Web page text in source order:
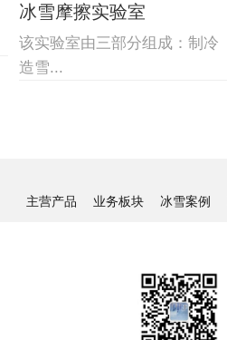
冰雪摩擦实验室
该实验室由三部分组成：制冷
造雪...
主营产品 业务板块 冰雪案例